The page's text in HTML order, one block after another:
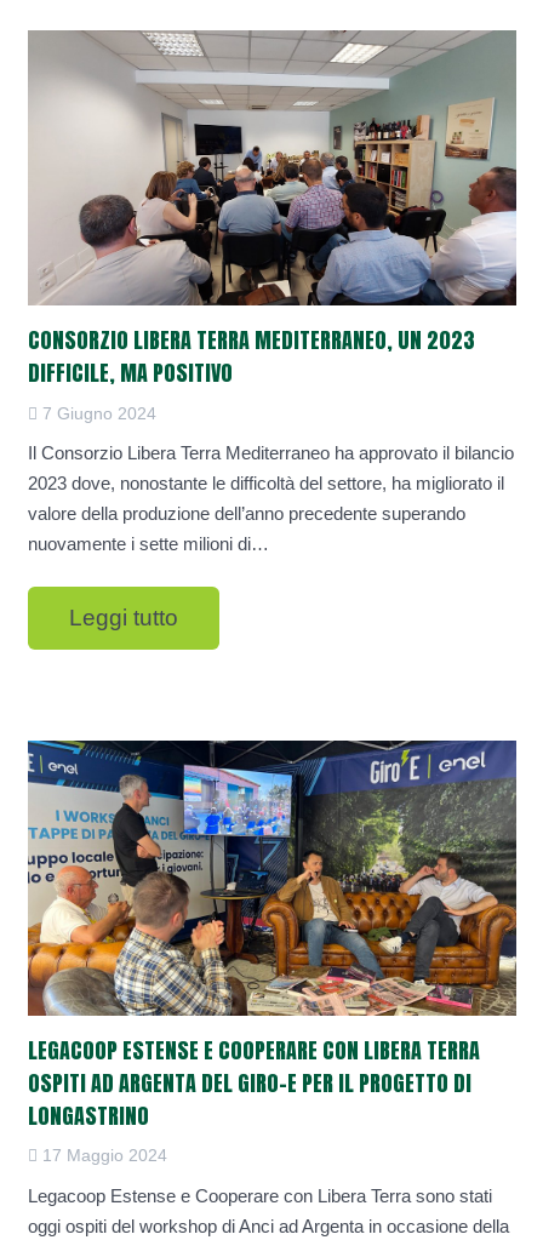
CONSORZIO LIBERA TERRA MEDITERRANEO, UN 2023
DIFFICILE, MA POSITIVO
7 Giugno 2024
Il Consorzio Libera Terra Mediterraneo ha approvato il bilancio
2023 dove, nonostante le difficoltà del settore, ha migliorato il
valore della produzione dell’anno precedente superando
nuovamente i sette milioni di…
Leggi tutto
LEGACOOP ESTENSE E COOPERARE CON LIBERA TERRA
OSPITI AD ARGENTA DEL GIRO-E PER IL PROGETTO DI
LONGASTRINO
17 Maggio 2024
Legacoop Estense e Cooperare con Libera Terra sono stati
oggi ospiti del workshop di Anci ad Argenta in occasione della